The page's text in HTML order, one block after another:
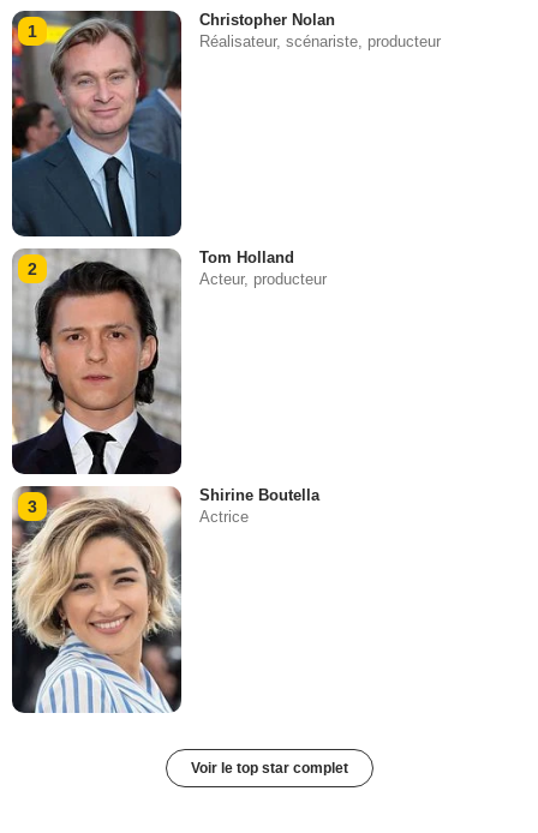
1
Christopher Nolan
Réalisateur, scénariste, producteur
2
Tom Holland
Acteur, producteur
3
Shirine Boutella
Actrice
Voir le top star complet